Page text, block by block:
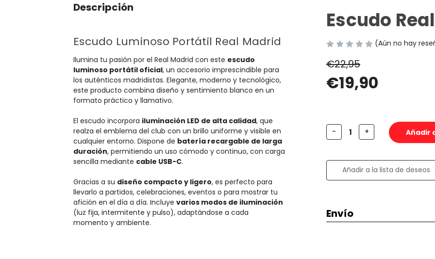
Descripción
Escudo Luminoso Portátil Real Madrid
Ilumina tu pasión por el Real Madrid con este escudo
luminoso portátil oficial, un accesorio imprescindible para
los auténticos madridistas. Elegante, moderno y tecnológico,
este producto combina diseño y sentimiento blanco en un
formato práctico y llamativo.
El escudo incorpora iluminación LED de alta calidad, que
realza el emblema del club con un brillo uniforme y visible en
cualquier entorno. Dispone de batería recargable de larga
duración, permitiendo un uso cómodo y continuo, con carga
sencilla mediante cable USB-C.
Gracias a su diseño compacto y ligero, es perfecto para
llevarlo a partidos, celebraciones, eventos o para mostrar tu
afición en el día a día. Incluyevarios modos de iluminación
(luz fija, intermitente y pulso), adaptándose a cada
momento y ambiente.
Escudo
(Aún no hay
€22,95
€19,90
Disminuir
la
Escudo
Real
Madrid
- Aumentar
la
Escudo
Real
Madrid
+
Añadir a la lista de deseos
Envío